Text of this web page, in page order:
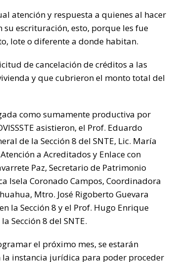
atención y respuesta a quienes al hacer
escrituración, esto, porque les fue
lote o diferente a donde habitan.
de cancelación de créditos a las
y que cubrieron el monto total del
como sumamente productiva por
asistieron, el Prof. Eduardo
de la Sección 8 del SNTE, Lic. María
a Acreditados y Enlace con
Paz, Secretario de Patrimonio
Isela Coronado Campos, Coordinadora
Mtro. José Rigoberto Guevara
la Sección 8 y el Prof. Hugo Enrique
Sección 8 del SNTE.
el próximo mes, se estarán
instancia jurídica para poder proceder